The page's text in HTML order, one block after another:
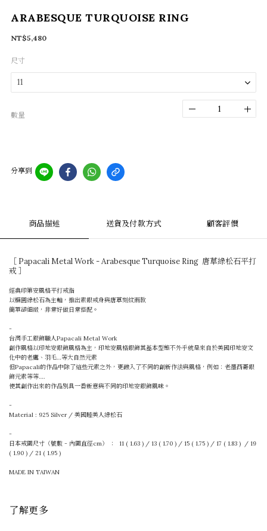
ARABESQUE TURQUOISE RING
NT$5,480
尺寸
數量
分享到
商品描述 送貨及付款方式 顧客評價
［ Papacali Metal Work - Arabesque Turquoise Ring 唐草綠松石平打
戒 ］
經典印第安風格平打戒指
以橢圓綠松石為主軸，推出素銀戒身與唐草刻紋兩款
簡單卻細緻，非常好做日常搭配。
-
台灣手工銀飾職人Papacali Metal Work
創作風格以印地安銀飾風格為主，印地安風格銀飾其基本型態不外乎就是來自於美國印地安文
化中的老鷹、羽毛…等大自然元素
但Papacali的作品中除了這些元素之外，更融入了不同的創新作法與風格，例如：老墨西哥銀
飾元素等等….
使其創作出來的作品別具一番新意與不同的印地安銀飾風味。
-
Material : 925 Silver / 美國睡美人綠松石
-
日本戒圍尺寸（號數 - 內圍直徑cm） ：
11 ( 1.63 ) / 13 ( 1.70 ) / 15 ( 1.75 ) / 17 ( 1.83 ) / 19
( 1.90 ) / 21 ( 1.95 )
MADE IN TAIWAN
了解更多